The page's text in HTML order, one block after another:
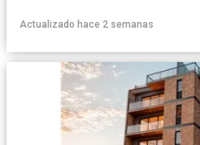
Actualizado hace 2 semanas